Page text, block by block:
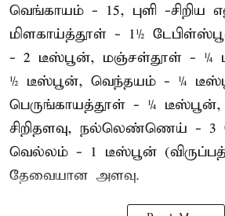
வெங்காயம் - 15, புளி -சிறிய
மிளகாய்த்தூள் - 1½
- 2 டீஸ்பூன், மஞ்சள்தூள் - ¼
½ டீஸ்பூன், வெந்தயம் - ¼
பெருங்காயத்தூள் - ¼ டீஸ்பூன்,
சிறிதளவு, நல்லெண்ணெய் - 3
வெல்லம் - 1 டீஸ்பூன்
தேவையான அளவு.